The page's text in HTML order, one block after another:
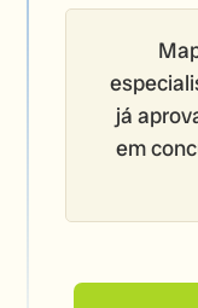
já
em